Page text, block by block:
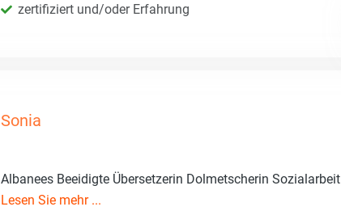
zertifiziert und/oder Erfahrung
Sonia
Albanees Beeidigte Übersetzerin Dolmetscherin Sozialarbeit
Lesen Sie mehr ...